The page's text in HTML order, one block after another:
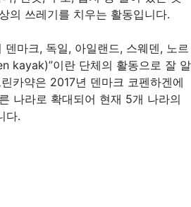
의 쓰레기를 치우는 활동입니다.
마크, 독일, 아일랜드, 스웨덴, 노르
kayak)”이란 단체의 활동으로 잘 알
카약은 2017년 덴마크 코펜하겐에
나라로 확대되어 현재 5개 나라의
다.